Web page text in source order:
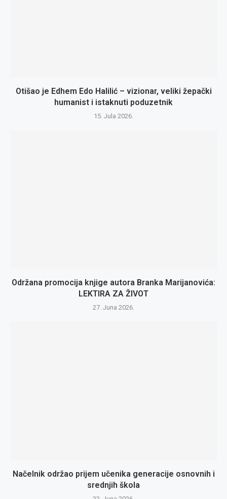
Otišao je Edhem Edo Halilić – vizionar, veliki žepački
humanist i istaknuti poduzetnik
15. Jula 2026.
Održana promocija knjige autora Branka Marijanovića:
LEKTIRA ZA ŽIVOT
27. Juna 2026.
Načelnik održao prijem učenika generacije osnovnih i
srednjih škola